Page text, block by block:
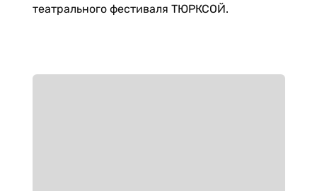
театрального фестиваля ТЮРКСОЙ.